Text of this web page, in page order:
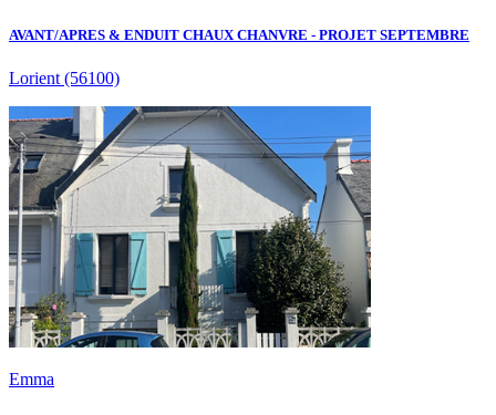
AVANT/APRES & ENDUIT CHAUX CHANVRE - PROJET SEPTEMBRE
Lorient (56100)
Emma